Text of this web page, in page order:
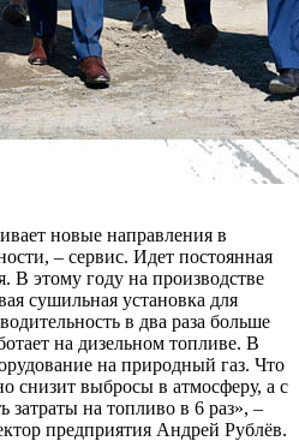
новые направления в
– сервис. Идет постоянная
В этому году на производстве
сушильная установка для
в два раза больше
на дизельном топливе. В
на природный газ. Что
снизит выбросы в атмосферу, а с
затраты на топливо в 6 раз», –
предприятия Андрей Рублёв.